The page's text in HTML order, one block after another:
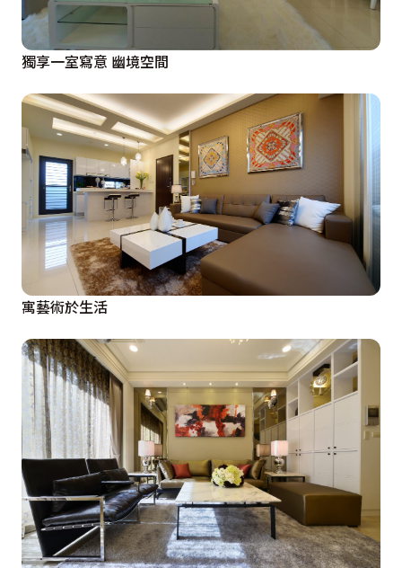
獨享一室寫意 幽境空間
寓藝術於生活